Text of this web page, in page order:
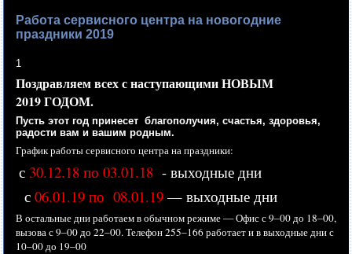
Работа сервисного центра на новогодние
праздники 2019
1
Поздравляем всехс наступающимиНОВЫМ
2019 ГОДОМ.
Пусть этот год принесет благополучия, счастья, здоровья,
радости вами вашим родным.
График работы сервисного центрана праздники:
с 30.12.18 по 03.01.18 - выходные дни
с06.01.19 по 08.01.19 — выходные дни
В остальные дни работаемв обычномрежиме —Офис с9–00 до 18–00,
вызова с9–00 до 22–00.Телефон255–166 работаетив выходныедни с
10–00 до 19–00